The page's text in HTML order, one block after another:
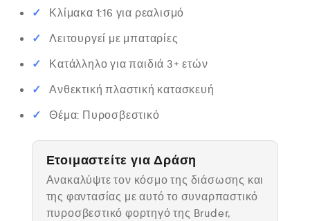
Κλίμακα 1:16 για ρεαλισμό
Λειτουργεί με μπαταρίες
Κατάλληλο για παιδιά 3+ ετών
Ανθεκτική πλαστική κατασκευή
Θέμα: Πυροσβεστικό
Ετοιμαστείτε για Δράση
Ανακαλύψτε τον κόσμο της διάσωσης και
της φαντασίας με αυτό το συναρπαστικό
πυροσβεστικό φορτηγό της Bruder,